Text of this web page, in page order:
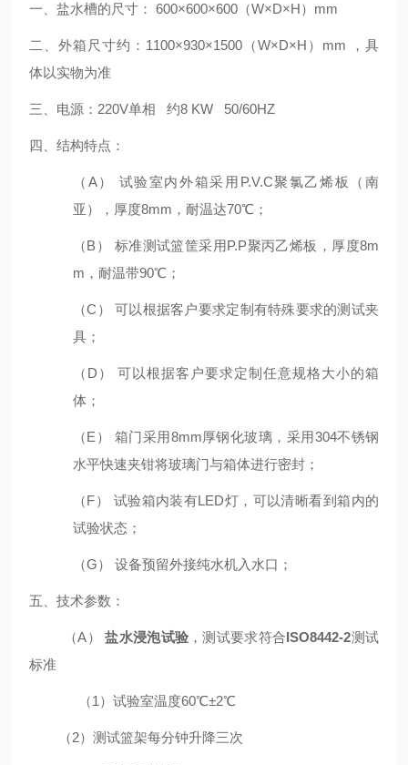
一、盐水槽的尺寸： 600×600×600（W×D×H）mm
二、外箱尺寸约：1100×930×1500（W×D×H）mm ，具
体以实物为准
三、电源：220V单相 约8 KW 50/60HZ
四、结构特点：
（A） 试验室内外箱采用P.V.C聚氯乙烯板（南
亚），厚度8mm，耐温达70℃；
（B） 标准测试篮筐采用P.P聚丙乙烯板，厚度8m
m，耐温带90℃；
（C） 可以根据客户要求定制有特殊要求的测试夹
具；
（D） 可以根据客户要求定制任意规格大小的箱
体；
（E） 箱门采用8mm厚钢化玻璃，采用304不锈钢
水平快速夹钳将玻璃门与箱体进行密封；
（F） 试验箱内装有LED灯，可以清晰看到箱内的
试验状态；
（G） 设备预留外接纯水机入水口；
五、技术参数：
（A）盐水浸泡试验 ，测试要求符合ISO8442-2测试
标准
（1）试验室温度60℃±2℃
（2）测试篮架每分钟升降三次